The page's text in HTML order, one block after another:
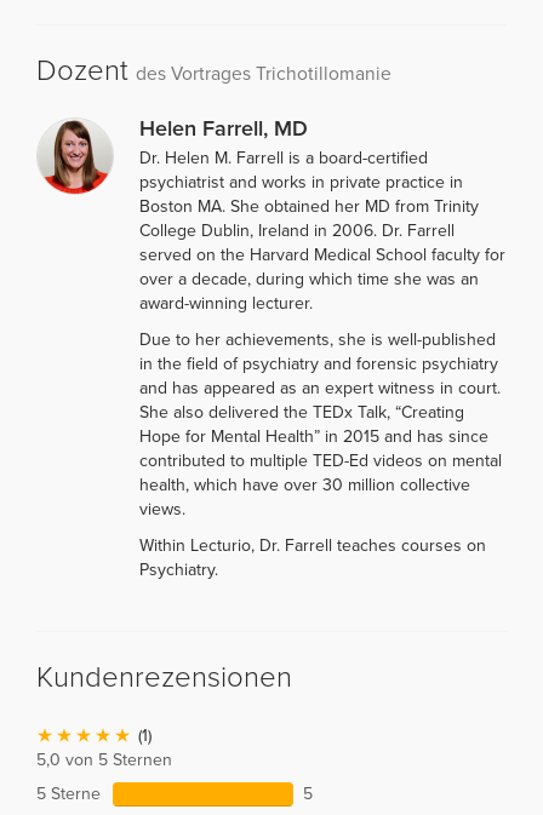
Dozent des Vortrages Trichotillomanie
Helen Farrell, MD
Dr. Helen M. Farrell is a board-certified
psychiatrist and works in private practice in
Boston MA. She obtained her MD from Trinity
College Dublin, Ireland in 2006. Dr. Farrell
served on the Harvard Medical School faculty for
over a decade, during which time she was an
award-winning lecturer.
Due to her achievements, she is well-published
in the field of psychiatry and forensic psychiatry
and has appeared as an expert witness in court.
She also delivered the TEDx Talk, “Creating
Hope for Mental Health” in 2015 and has since
contributed to multiple TED-Ed videos on mental
health, which have over 30 million collective
views.
Within Lecturio, Dr. Farrell teaches courses on
Psychiatry.
Kundenrezensionen
(1)
5,0 von 5 Sternen
5 Sterne
5